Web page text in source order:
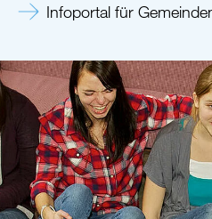
Infoportal für